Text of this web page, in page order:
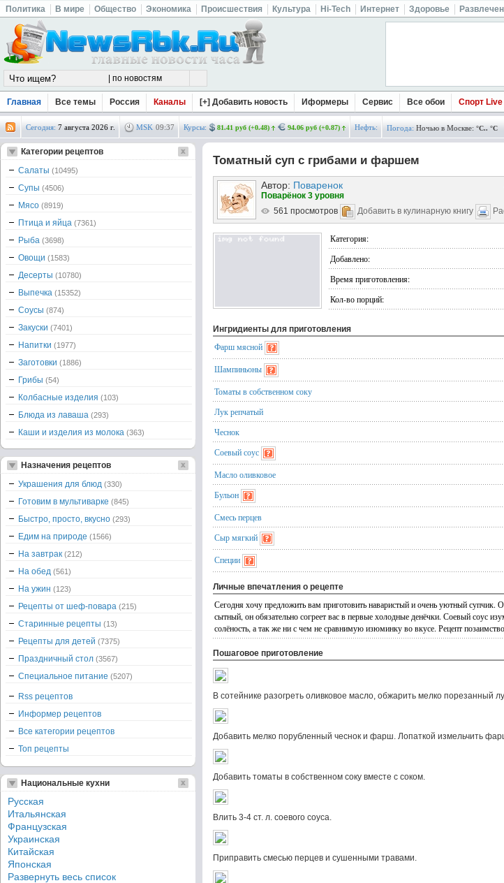
Политика В мире Общество Экономика Происшествия Культура Hi-Tech Интернет Здоровье
Главная Все темы Россия Каналы [+] Добавить новость Иформеры Сервис Все обои Спорт Live
Сегодня: 7 августа 2026 г. MSK 09:37 Курсы: 81.41 руб (+0.48) 94.06 руб (+0.87) Нефть: Погода: Ночью в Москве: °C.. °C
Томатный суп с грибами и фаршем
Автор: Поваренок
Поварёнок 3 уровня
561 просмотров
Добавить в кулинарную книгу
Категория:
Добавлено:
Время приготовления:
Кол-во порций:
Ингридиенты для приготовления
Фарш мясной
Шампиньоны
Томаты в собственном соку
Лук репчатый
Чеснок
Соевый соус
Масло оливковое
Бульон
Смесь перцев
Сыр мягкий
Специи
Личные впечатления о рецепте
Сегодня хочу предложить вам приготовить наваристый и очень уютный супчик.
сытный, он обязательно согреет вас в первые холодные денёчки. Соевый соус
солёность, а так же ни с чем не сравнимую изюминку во вкусе. Рецепт
Пошаговое приготовление
В сотейнике разогреть оливковое масло, обжарить мелко порезанный
Добавить мелко порубленный чеснок и фарш. Лопаткой измельчить
Добавить томаты в собственном соку вместе с соком.
Влить 3-4 ст. л. соевого соуса.
Приправить смесью перцев и сушенными травами.
Категории рецептов
Салаты (10495)
Супы (4506)
Мясо (8919)
Птица и яйца (7361)
Рыба (3698)
Овощи (1583)
Десерты (10780)
Выпечка (15352)
Соусы (874)
Закуски (7401)
Напитки (1977)
Заготовки (1886)
Грибы (54)
Колбасные изделия (103)
Блюда из лаваша (293)
Каши и изделия из молока (363)
Назначения рецептов
Украшения для блюд (330)
Готовим в мультиварке (845)
Быстро, просто, вкусно (293)
Едим на природе (1566)
На завтрак (212)
На обед (561)
На ужин (123)
Рецепты от шеф-повара (215)
Старинные рецепты (13)
Рецепты для детей (7375)
Праздничный стол (3567)
Специальное питание (5207)
Rss рецептов
Информер рецептов
Все категории рецептов
Топ рецепты
Национальные кухни
Русская
Итальянская
Французская
Украинская
Китайская
Японская
Развернуть весь список